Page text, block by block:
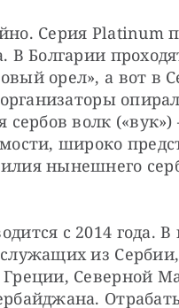
Серия Platinum
В Болгарии
орел», а вот в
сербов волк
широко
нынешнего
с 2014 года.
из
Северной